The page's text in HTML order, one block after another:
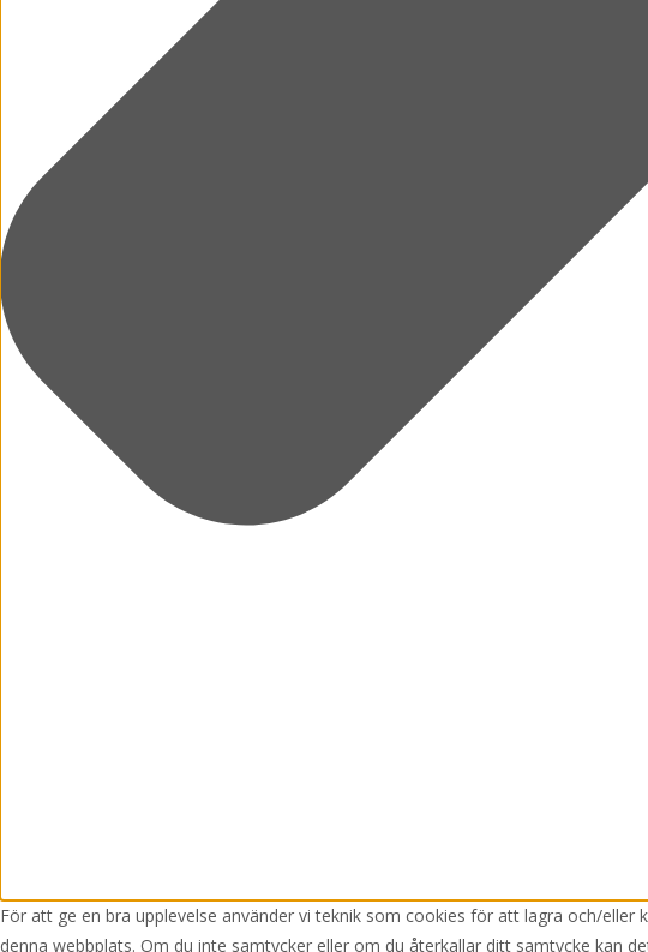
För att ge en bra upplevelse använder vi teknik som cookies för att lagra och/
denna webbplats. Om du inte samtycker eller om du återkallar ditt samtycke kan